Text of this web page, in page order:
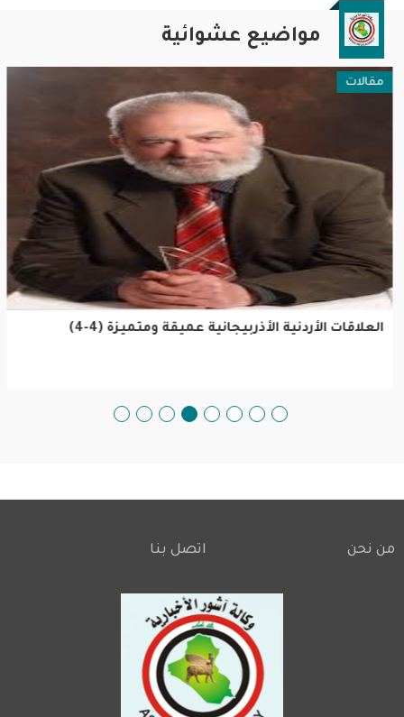
مواضيع عشوائية
مقالات
العلاقات الأردنية الأذربيجانية عميقة ومتميزة (4-4)
Footer
من نحن اتصل بنا